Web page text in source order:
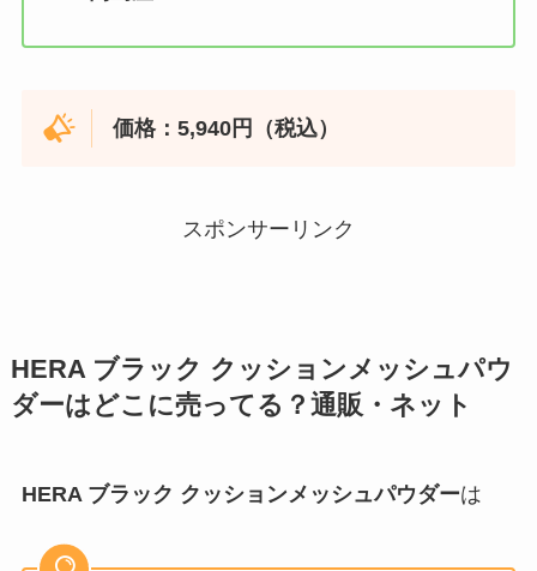
価格：5,940円（税込）
スポンサーリンク
HERA ブラック クッションメッシュパウ
ダーはどこに売ってる？通販・ネット
HERA ブラック クッションメッシュパウダーは